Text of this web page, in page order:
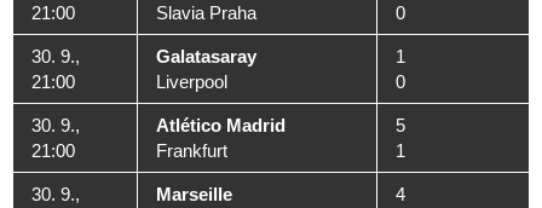
21:00
Slavia Praha
0
30. 9.,
21:00
Galatasaray
Liverpool
1
0
30. 9.,
21:00
Atlético Madrid
Frankfurt
5
1
30. 9.,
Marseille
4